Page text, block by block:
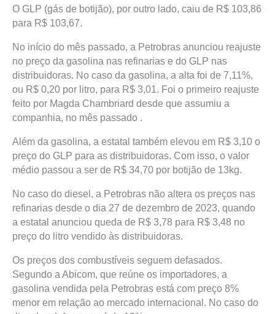
O GLP (gás de botijão), por outro lado, caiu de R$ 103,86
para R$ 103,67.
No início do mês passado, a Petrobras anunciou reajuste
no preço da gasolina nas refinarias e do GLP nas
distribuidoras. No caso da gasolina, a alta foi de 7,11%,
ou R$ 0,20 por litro, para R$ 3,01. Foi o primeiro reajuste
feito por Magda Chambriard desde que assumiu a
companhia, no mês passado .
Além da gasolina, a estatal também elevou em R$ 3,10 o
preço do GLP para as distribuidoras. Com isso, o valor
médio passou a ser de R$ 34,70 por botijão de 13kg.
No caso do diesel, a Petrobras não altera os preços nas
refinarias desde o dia 27 de dezembro de 2023, quando
a estatal anunciou queda de R$ 3,78 para R$ 3,48 no
preço do litro vendido às distribuidoras.
Os preços dos combustíveis seguem defasados.
Segundo a Abicom, que reúne os importadores, a
gasolina vendida pela Petrobras está com preço 8%
menor em relação ao mercado internacional. No caso do